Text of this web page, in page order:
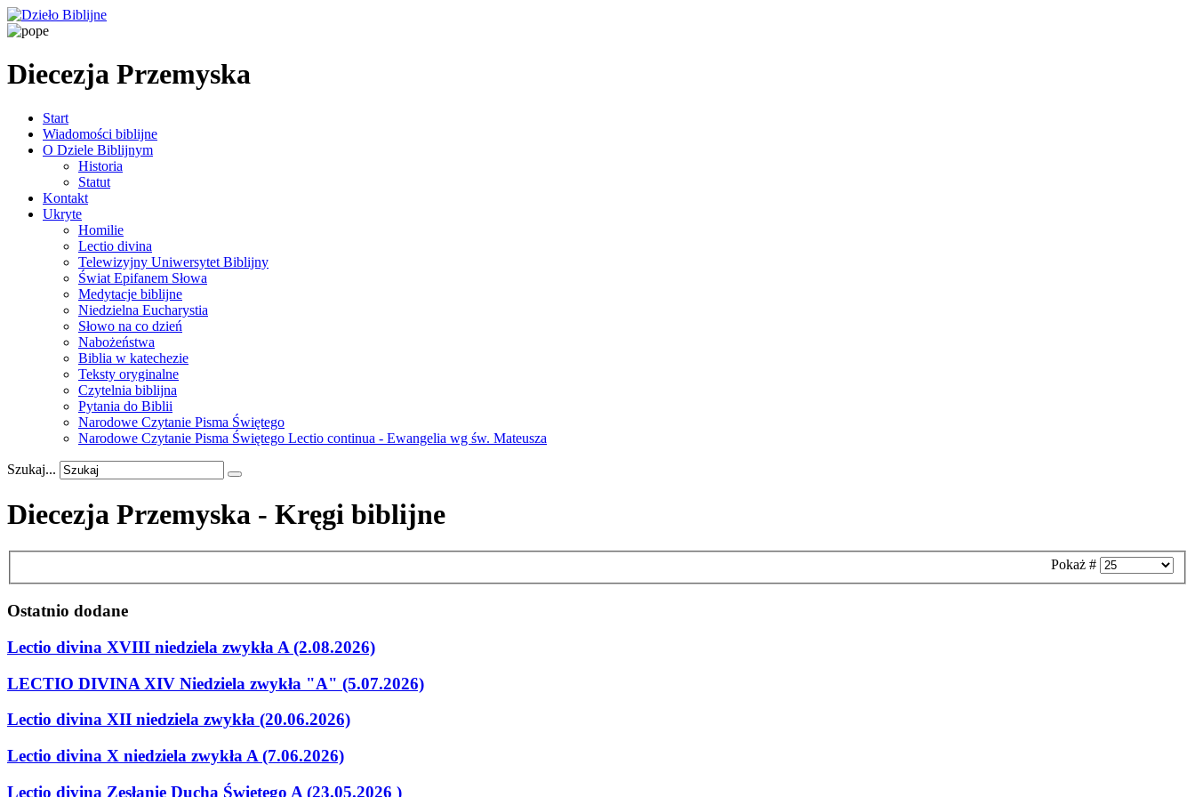
Diecezja Przemyska
Start
Wiadomości biblijne
O Dziele Biblijnym
Historia
Statut
Kontakt
Ukryte
Homilie
Lectio divina
Telewizyjny Uniwersytet Biblijny
Świat Epifanem Słowa
Medytacje biblijne
Niedzielna Eucharystia
Słowo na co dzień
Nabożeństwa
Biblia w katechezie
Teksty oryginalne
Czytelnia biblijna
Pytania do Biblii
Narodowe Czytanie Pisma Świętego
Narodowe Czytanie Pisma Świętego Lectio continua - Ewangelia wg św. Mateusza
Szukaj...
Diecezja Przemyska - Kręgi biblijne
Pokaż #
Ostatnio dodane
Lectio divina XVIII niedziela zwykła A (2.08.2026)
LECTIO DIVINA XIV Niedziela zwykła "A" (5.07.2026)
Lectio divina XII niedziela zwykła (20.06.2026)
Lectio divina X niedziela zwykła A (7.06.2026)
Lectio divina Zesłanie Ducha Świetego A (23.05.2026 )